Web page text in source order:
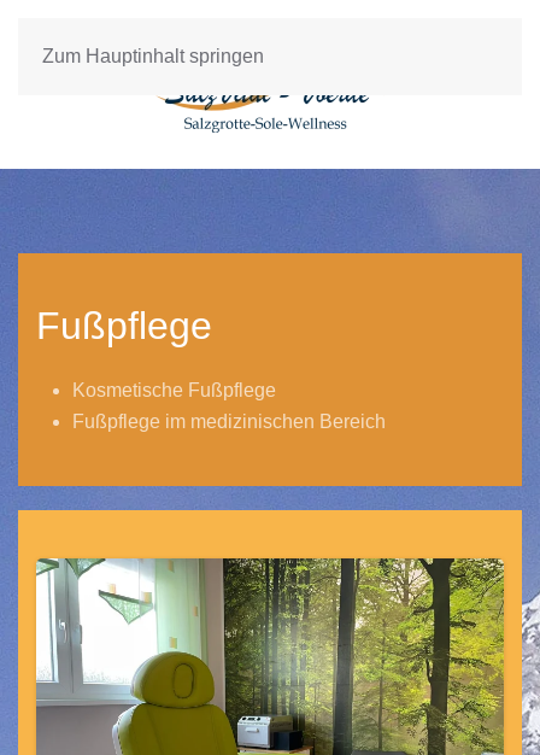
Zum Hauptinhalt springen
Fußpflege
Kosmetische Fußpflege
Fußpflege im medizinischen Bereich